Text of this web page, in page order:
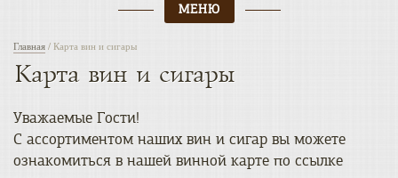
МЕНЮ
Главная / Карта вин и сигары
Карта вин и сигары
Уважаемые Гости!
С ассортиментом наших вин и сигар вы можете
ознакомиться в нашей винной карте по ссылке